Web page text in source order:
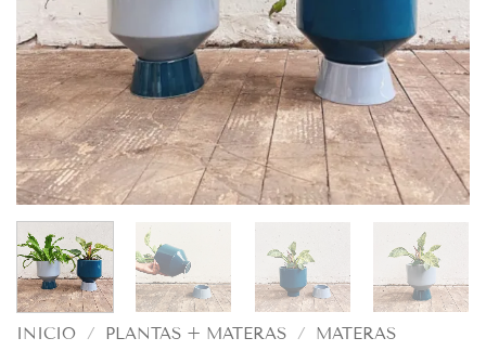
INICIO / PLANTAS + MATERAS / MATERAS